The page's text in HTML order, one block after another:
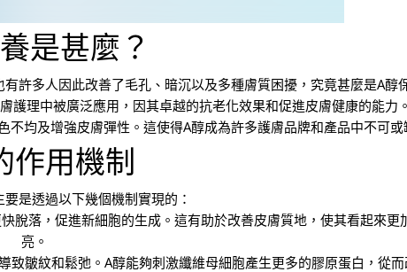
是甚麼？
許多人因此改善了毛孔、暗沉以及多種膚質困擾，究竟甚麼是A醇
護理中被廣泛應用，因其卓越的抗老化效果和促進皮膚健康的能力
均及增強皮膚彈性。這使得A醇成為許多護膚品牌和產品中不可或
作用機制
是透過以下幾個機制實現的：
脫落，促進新細胞的生成。這有助於改善皮膚質地，使其看起來更
亮。
皺紋和鬆弛。A醇能夠刺激纖維母細胞產生更多的膠原蛋白，從